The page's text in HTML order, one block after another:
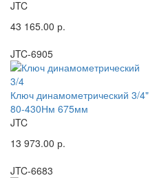
JTC
43 165.00 р.
JTC-6905
Ключ динамометрический 3/4"
80-430Нм 675мм
JTC
13 973.00 р.
JTC-6683